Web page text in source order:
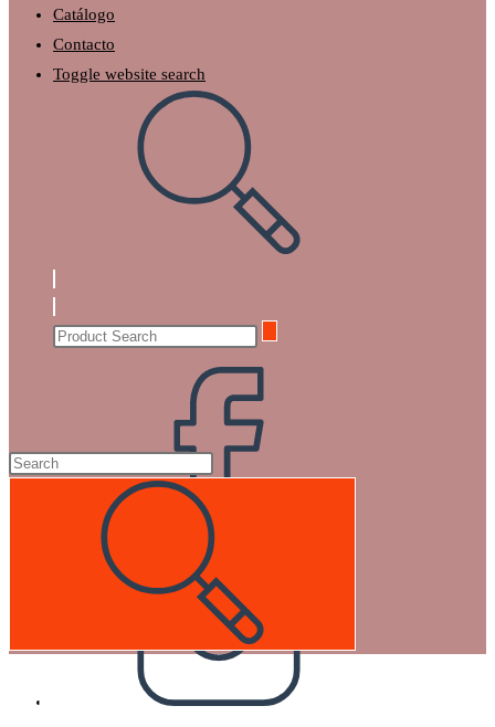
Catálogo
Contacto
Toggle website search
Otros